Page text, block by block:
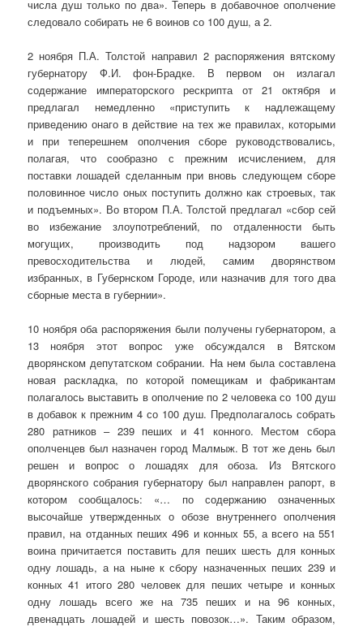
числа душ только по два». Теперь в добавочное ополчение
следовало собирать не 6 воинов со 100 душ, а 2.
2 ноября П.А. Толстой направил 2 распоряжения вятскому
губернатору Ф.И. фон-Брадке. В первом он излагал
содержание императорского рескрипта от 21 октября и
предлагал немедленно «приступить к надлежащему
приведению онаго в действие на тех же правилах, которыми
и при теперешнем ополчения сборе руководствовались,
полагая, что сообразно с прежним исчислением, для
поставки лошадей сделанным при вновь следующем сборе
половинное число оных поступить должно как строевых, так
и подъемных». Во втором П.А. Толстой предлагал «сбор сей
во избежание злоупотреблений, по отдаленности быть
могущих, производить под надзором вашего
превосходительства и людей, самим дворянством
избранных, в Губернском Городе, или назначив для того два
сборные места в губернии».
10 ноября оба распоряжения были получены губернатором, а
13 ноября этот вопрос уже обсуждался в Вятском
дворянском депутатском собрании. На нем была составлена
новая раскладка, по которой помещикам и фабрикантам
полагалось выставить в ополчение по 2 человека со 100 душ
в добавок к прежним 4 со 100 душ. Предполагалось собрать
280 ратников – 239 пеших и 41 конного. Местом сбора
ополченцев был назначен город Малмыж. В тот же день был
решен и вопрос о лошадях для обоза. Из Вятского
дворянского собрания губернатору был направлен рапорт, в
котором сообщалось: «… по содержанию означенных
высочайше утвержденных о обозе внутреннего ополчения
правил, на отданных пеших 496 и конных 55, а всего на 551
воина причитается поставить для пеших шесть для конных
одну лошадь, а на ныне к сбору назначенных пеших 239 и
конных 41 итого 280 человек для пеших четыре и конных
одну лошадь всего же на 735 пеших и на 96 конных,
двенадцать лошадей и шесть повозок…». Таким образом,